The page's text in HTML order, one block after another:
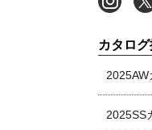
カタロ
2025AW
2025SS